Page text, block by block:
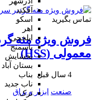
آقکند
اسکو
اهر
ایلخچی
باسمنج
بخشایش
بستان آباد
بناب
ناب جدید
ترک
تماس بگیرید
معمولی (HSS)
4 سال قبل
صنعت ابزار و یراق